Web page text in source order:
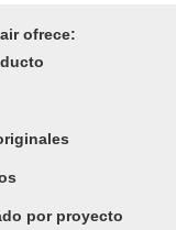
ofrece:
por proyecto